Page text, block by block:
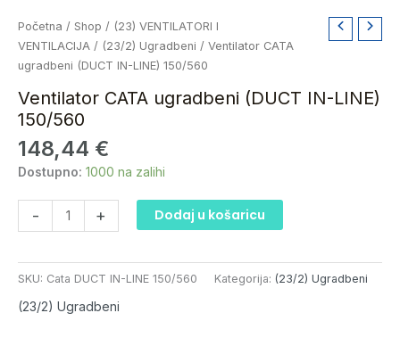
Početna / Shop / (23) VENTILATORI I
VENTILACIJA / (23/2) Ugradbeni / Ventilator CATA
ugradbeni (DUCT IN-LINE) 150/560
Ventilator CATA ugradbeni (DUCT IN-LINE)
150/560
148,44 €
Dostupno: 1000 na zalihi
-
Ventilator
CATA
ugradbeni
IN-
LINE)
150/560
količina
+ Dodaj u košaricu
SKU: Cata DUCT IN-LINE 150/560 Kategorija: (23/2) Ugradbeni
(23/2) Ugradbeni